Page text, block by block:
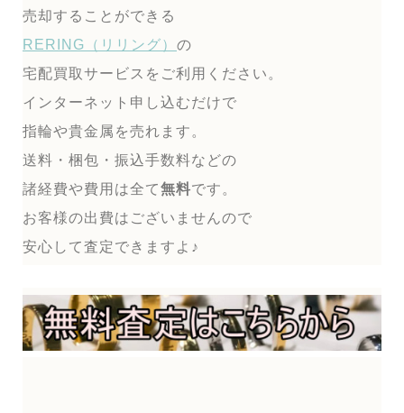
売却することができる
RERING（リリング） の
宅配買取サービスをご利用ください。
インターネット申し込むだけで
指輪や貴金属を売れます。
送料・梱包・振込手数料などの
諸経費や費用は全て無料です。
お客様の出費はございませんので
安心して査定できますよ♪